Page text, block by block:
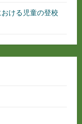
ける児童の登校